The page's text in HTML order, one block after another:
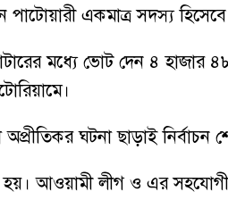
একমাত্র সদস্য হিসেবে
মধ্যে ভোট দেন ৪
ঘটনা ছাড়াই নির্বাচন
হয়। আওয়ামী লীগ ও এর